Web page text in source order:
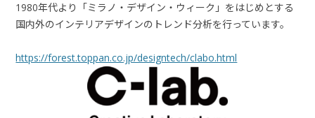
1980年代より「ミラノ・デザイン・ウィーク」をはじめとする
国内外のインテリアデザインのトレンド分析を⾏っています。
https://forest.toppan.co.jp/designtech/clabo.html